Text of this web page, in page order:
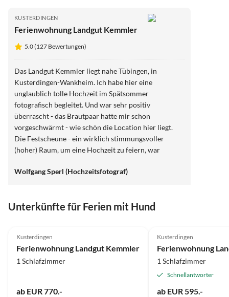
KUSTERDINGEN
Ferienwohnung Landgut Kemmler
5.0 (127 Bewertungen)
Das Landgut Kemmler liegt nahe Tübingen, in
Kusterdingen-Wankheim. Ich habe hier eine
unglaublich tolle Hochzeit im Spätsommer
fotografisch begleitet. Und war sehr positiv
überrascht - das Brautpaar hatte mir schon
vorgeschwärmt - wie schön die Location hier liegt.
Die Festscheune - ein wirklich stimmungsvoller
(hoher) Raum, um eine Hochzeit zu feiern, war
Eingangsbereich wurde man mit beschrifteten
und gleichzeitig nette Hofgut-Location sucht, ist hier
Wolfgang Sperl (Hochzeitsfotograf)
Unterkünfte für Ferien mit Hund
Kusterdingen
Ferienwohnung Landgut Kemmler
1 Schlafzimmer
ab EUR 770.-
Kusterdingen
1 Schlafzimmer
Schnellantworter
ab EUR 595.-